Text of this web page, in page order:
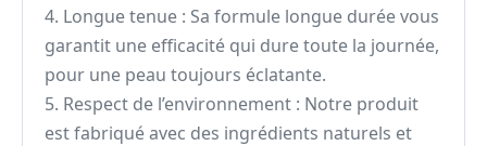
4. Longue tenue : Sa formule longue durée vous
garantit une efficacité qui dure toute la journée,
pour une peau toujours éclatante.
5. Respect de l’environnement : Notre produit
est fabriqué avec des ingrédients naturels et